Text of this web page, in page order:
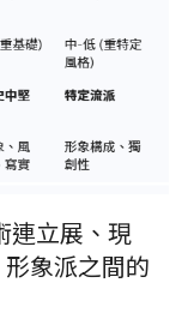
連立展、現
象派之間的